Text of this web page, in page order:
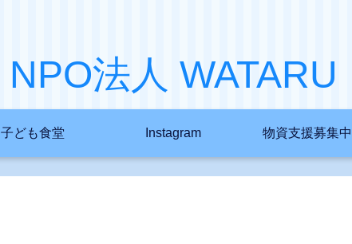
NPO法人 WATARU
子ども食堂 Instagram 物資支援募集